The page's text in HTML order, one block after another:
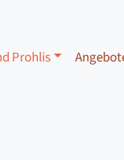
Prohlis